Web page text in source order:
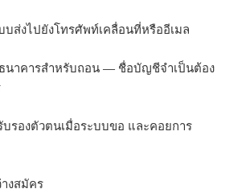
บส่งไปยังโทรศัพท์เคลื่อนที่หรืออีเมล
าคารสำหรับถอน — ชื่อบัญชีจำเป็นต้อง
บรองตัวตนเมื่อระบบขอ และคอยการ
งสมัคร